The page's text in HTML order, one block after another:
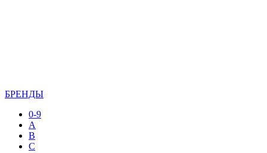
БРЕНДЫ
0-9
A
B
C